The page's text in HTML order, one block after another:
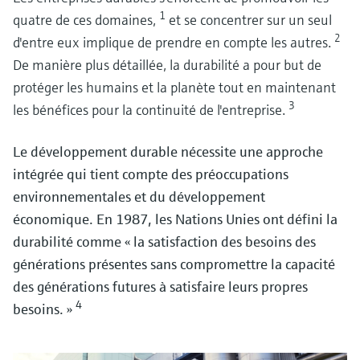
Maximisez l'efficacité de votre process de production de
batteries
Découvrez comment une mesure efficace et utilisée intelligemment peut
vous aider à extraire et à concentrer efficacement les précieux minéraux
destinés aux batteries.
Instrumentation pour une compression et un transport
et efficaces de l'hydrogène
compression et du transport de l'hydrogène.
Améliorer la sécurité et l'efficacité dans les unités de
Produits biochimiques et économie circulaire : optimiser
chaîne de valeur biologique
Découvrez plus en détail les principaux moteurs, la pression réglementaire
les défis des process qui façonnent la chaîne de valeur biologique dans la
production biochimique
quatre de ces domaines, 1 et se concentrer sur un seul
d'entre eux implique de prendre en compte les autres. 2
De manière plus détaillée, la durabilité a pour but de
protéger les humains et la planète tout en maintenant
les bénéfices pour la continuité de l'entreprise. 3
Le développement durable nécessite une approche
intégrée qui tient compte des préoccupations
environnementales et du développement
économique. En 1987, les Nations Unies ont défini la
durabilité comme « la satisfaction des besoins des
générations présentes sans compromettre la capacité
des générations futures à satisfaire leurs propres
besoins. » 4